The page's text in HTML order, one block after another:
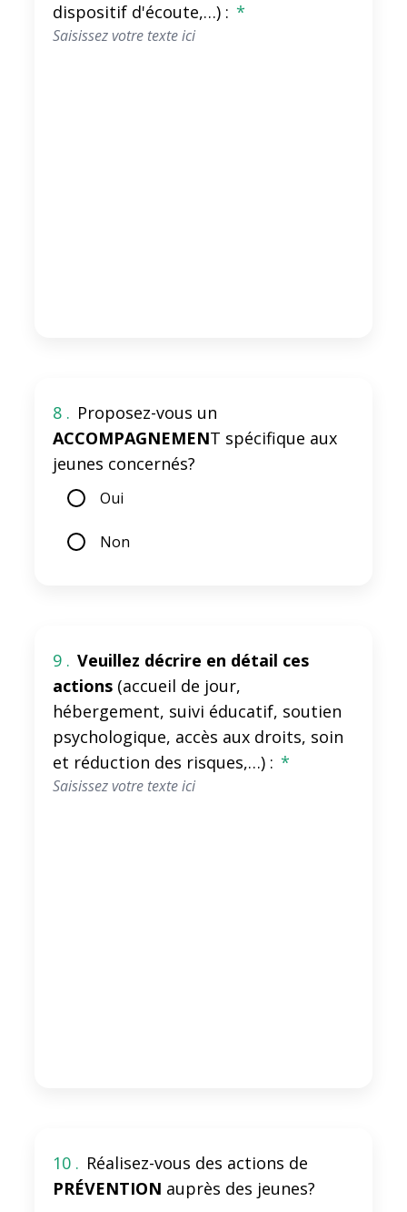
dispositif d'écoute,…) : *
8 . Proposez-vous un
ACCOMPAGNEMENT spécifique aux
jeunes concernés?
Oui
Non
9 . Veuillez décrire en détail ces
actions (accueil de jour,
hébergement, suivi éducatif, soutien
psychologique, accès aux droits, soin
et réduction des risques,…) : *
10 . Réalisez-vous des actions de
PRÉVENTION auprès des jeunes?